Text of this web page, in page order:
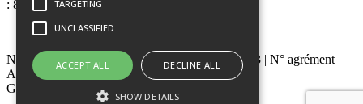
: 887 518 173 00026 RCS Paris
N° TVA intracommunautaire : FR76 887 518 173 | N° agrément
AMF : GP-21000026, le 26/08/2021
Greenman Arth
TARGETING
UNCLASSIFIED
ACCEPT ALL DECLINE ALL
SHOW DETAILS